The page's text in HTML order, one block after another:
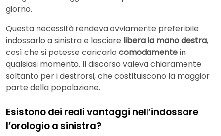
giorno.
Questa necessità rendeva ovviamente preferibile
indossarlo a sinistra e lasciare libera la mano destra,
così che si potesse caricarlo comodamentein
qualsiasi momento. Il discorso valeva chiaramente
soltanto per i destrorsi, che costituiscono la maggior
parte della popolazione.
Esistono dei reali vantaggi nell’indossare
l’orologio a sinistra?